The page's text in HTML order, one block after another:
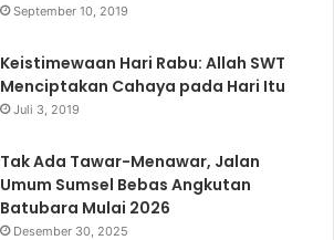
September 10, 2019
Keistimewaan Hari Rabu: Allah SWT
Menciptakan Cahaya pada Hari Itu
Juli 3, 2019
Tak Ada Tawar-Menawar, Jalan
Umum Sumsel Bebas Angkutan
Batubara Mulai 2026
Desember 30, 2025